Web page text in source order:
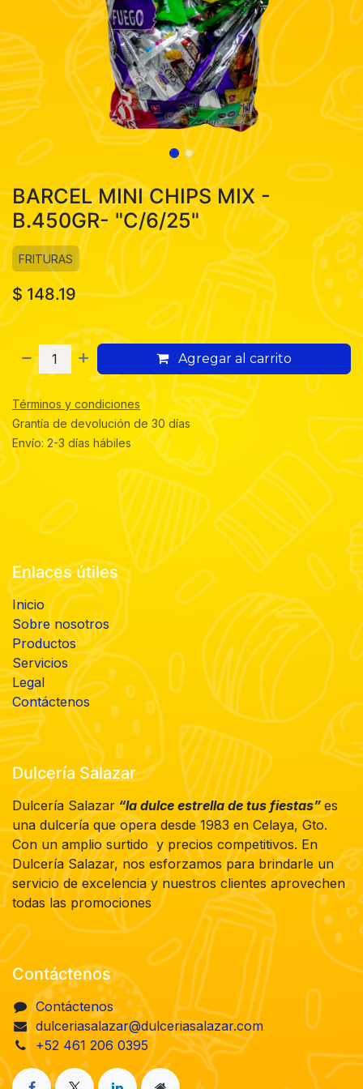
BARCEL MINI CHIPS MIX -
B.450GR- "C/6/25"
FRITURAS
$148.19
Agregar al carrito
Términos y condiciones
Grantía de devolución de 30 días
Envío: 2-3 días hábiles
Enlaces útiles
Inicio
Sobre nosotros
Productos
Servicios
Legal
Contáctenos
Dulcería Salazar
Dulcería Salazar “la dulce estrella de tus fiestas”es
una dulcería que opera desde 1983 en Celaya, Gto.
Con un amplio surtido y precios competitivos. En
Dulcería Salazar, nos esforzamos para brindarle un
servicio de excelencia y nuestros clientes aprovechen
todas las promociones
Contáctenos
Contáctenos
dulceriasalazar@dulceriasalazar.com
+52 461 206 0395